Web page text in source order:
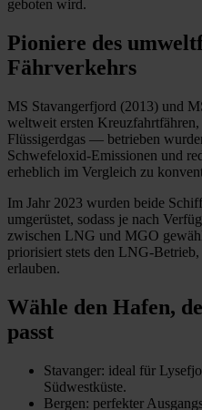
geboten wird.
Pioniere des
Fährverkehrs
MS Stavangerfjord (2013) und
weltweit ersten
Flüssigerdgas — betrieben
Schwefeloxid-Emissionen und
erheblich im Vergleich zu
Im Jahr 2023 wurden beide
umgerüstet, sodass je nach
zwischen LNG und MGO
priorisiert stets den LNG-
erlauben.
Wähle den Hafen,
passt
Stavanger: ideal für
Südwestküste.
Bergen: perfekter